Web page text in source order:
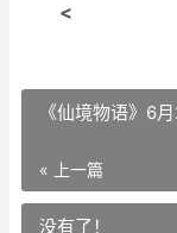
<
《仙境物语》6
« 上一篇
没有了！